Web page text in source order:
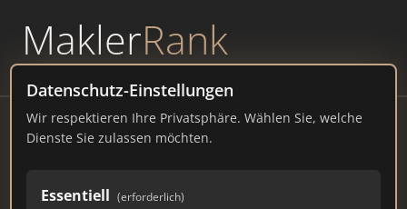
MaklerRank
powered byWAVEPOINT
Datenschutz-Einstellungen
Wir respektieren Ihre Privatsphäre. Wählen Sie, welche
Dienste Sie zulassen möchten.
Essentiell (erforderlich)
Schiffer & Partner
Gladbacher Str. 7, 40219 Duesseldorf